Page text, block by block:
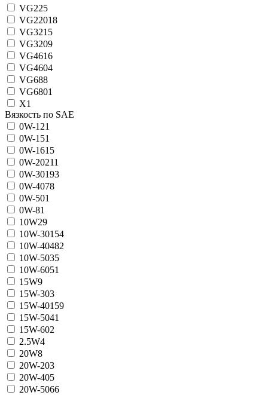
VG225
VG22018
VG3215
VG3209
VG4616
VG4604
VG688
VG6801
X1
Вязкость по SAE
0W-121
0W-151
0W-1615
0W-20211
0W-30193
0W-4078
0W-501
0W-81
10W29
10W-30154
10W-40482
10W-5035
10W-6051
15W9
15W-303
15W-40159
15W-5041
15W-602
2.5W4
20W8
20W-203
20W-405
20W-5066